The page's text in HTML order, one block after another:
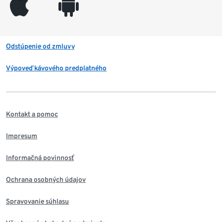
Odstúpenie od zmluvy
Výpoveď kávového predplatného
Kontakt a pomoc
Impresum
Informačná povinnosť
Ochrana osobných údajov
Spravovanie súhlasu